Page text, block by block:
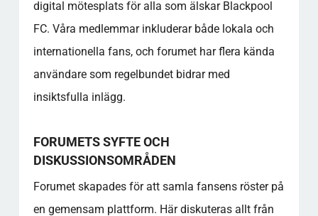
digital mötesplats för alla som älskar Blackpool
FC. Våra medlemmar inkluderar både lokala och
internationella fans, och forumet har flera kända
användare som regelbundet bidrar med
insiktsfulla inlägg.
FORUMETS SYFTE OCH
DISKUSSIONSOMRÅDEN
Forumet skapades för att samla fansens röster på
en gemensam plattform. Här diskuteras allt från
Vilka ämnen diskuteras oftast på forumet?
Hur kan jag bidra till diskussionerna på
forumet?
Vad är fördelarna med att delta i Blackpool
Football Club Forum?
Vilken typ av regler och riktlinjer finns på
Kan internationella fans delta i forumet?
Vilka är de mest populära trådarna på
Hur säkerställer forumet en bra
användarupplevelse?